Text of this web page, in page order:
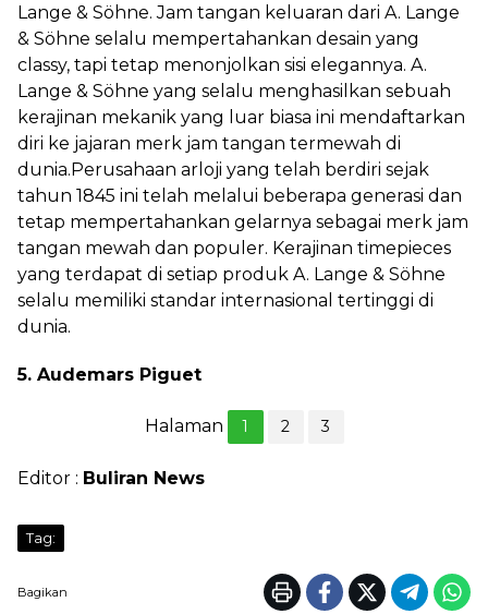
Lange & Söhne. Jam tangan keluaran dari A. Lange
& Söhne selalu mempertahankan desain yang
classy, tapi tetap menonjolkan sisi elegannya. A.
Lange & Söhne yang selalu menghasilkan sebuah
kerajinan mekanik yang luar biasa ini mendaftarkan
diri ke jajaran merk jam tangan termewah di
dunia.Perusahaan arloji yang telah berdiri sejak
tahun 1845 ini telah melalui beberapa generasi dan
tetap mempertahankan gelarnya sebagai merk jam
tangan mewah dan populer. Kerajinan timepieces
yang terdapat di setiap produk A. Lange & Söhne
selalu memiliki standar internasional tertinggi di
dunia.
5. Audemars Piguet
Halaman 1 2 3
Editor : Buliran News
Tag:
Bagikan